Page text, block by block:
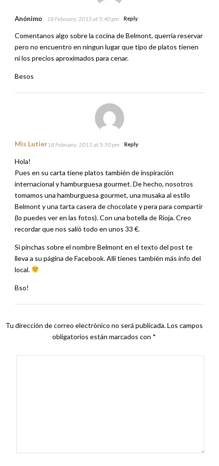
Anónimo 18 February, 2015 at 5:40 pm Reply
Comentanos algo sobre la cocina de Belmont, querría reservar
pero no encuentro en ningun lugar que tipo de platos tienen
ni los precios aproximados para cenar.
Besos
Mis Lutier18 February, 2015 at 5:50 pm Reply
Hola!
Pues en su carta tiene platos también de inspiración
internacional y hamburguesa gourmet. De hecho, nosotros
tomamos una hamburguesa gourmet, una musaka al estilo
Belmont y una tarta casera de chocolate y pera para compartir
(lo puedes ver en las fotos). Con una botella de Rioja. Creo
recordar que nos salió todo en unos 33 €.
Si pinchas sobre el nombre Belmont en el texto del post te
lleva a su página de Facebook. Allí tienes también más info del
local.
Bso!
Tu dirección de correo electrónico no será publicada.Los campos
obligatorios están marcados con *